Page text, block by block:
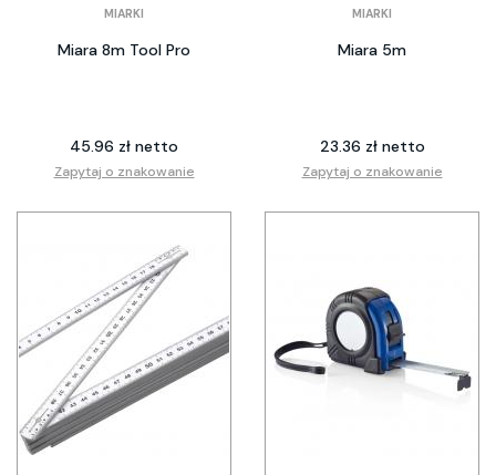
MIARKI
Miara 8m Tool Pro
45.96 zł netto
Zapytaj o znakowanie
MIARKI
Miara 5m
23.36 zł netto
Zapytaj o znakowanie